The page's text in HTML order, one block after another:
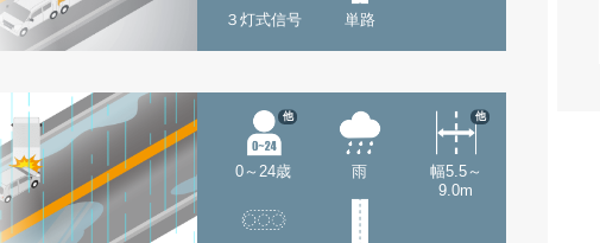
３灯式信号 単路
0～24歳
他
雨
幅5.5～
9.0m
他